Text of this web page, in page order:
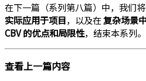
在下一篇（系列第八篇）中，我们
实际应用于项目，以及在复杂场景
CBV 的优点和局限性，结束本系列。
查看上一篇内容